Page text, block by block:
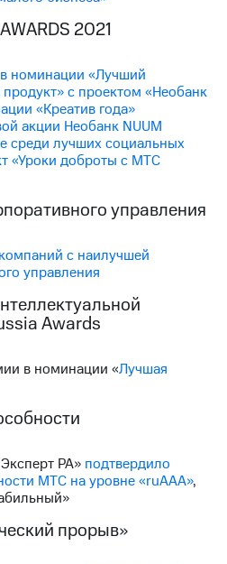
2021
номинации «Лучший
с проектом «Необанк
«Креатив года»
акции Необанк NUUM
среди лучших социальных
«Уроки доброты с МТС
управления
с наилучшей
управления
Awards
в номинации «Лучшая
РА» подтвердило
МТС на уровне «ruАAA»,
прорыв»